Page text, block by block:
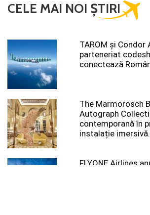
CELE MAI NOI ȘTIRI
TAROM şi Condor
parteneriat
conectează
The Marmorosch
Autograph
contemporană în
instalație
FLYONE Airlines